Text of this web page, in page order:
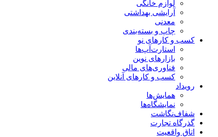
لوازم خانگی
آرایشی بهداشتی
معدنی
چاپ و بسته‌بندی
کسب و کارهای نو
استارت‌آپ‌ها
بازارهای نوین
فناوری‌های مالی
کسب و کارهای آنلاین
رویداد
همایش‌ها
نمایشگاه‌ها
شفاف‌نگاشت
گذرگاه تجارت
اتاق واقعیت